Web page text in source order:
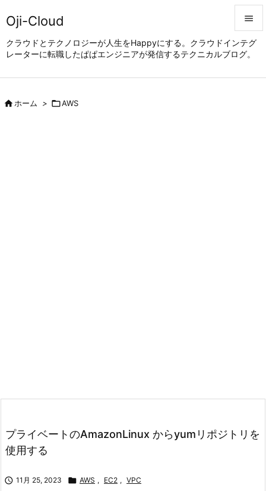
Oji-Cloud
クラウドとテクノロジーが人生をHappyにする。クラウドインテグ
レーターに転職したぱぱエンジニアが発信するテクニカルブログ。


メニュ
ホーム > AWS
プライベートのAmazonLinux からyumリポジトリを
使用する
 11月 25, 2023  AWS , EC2 , VPC